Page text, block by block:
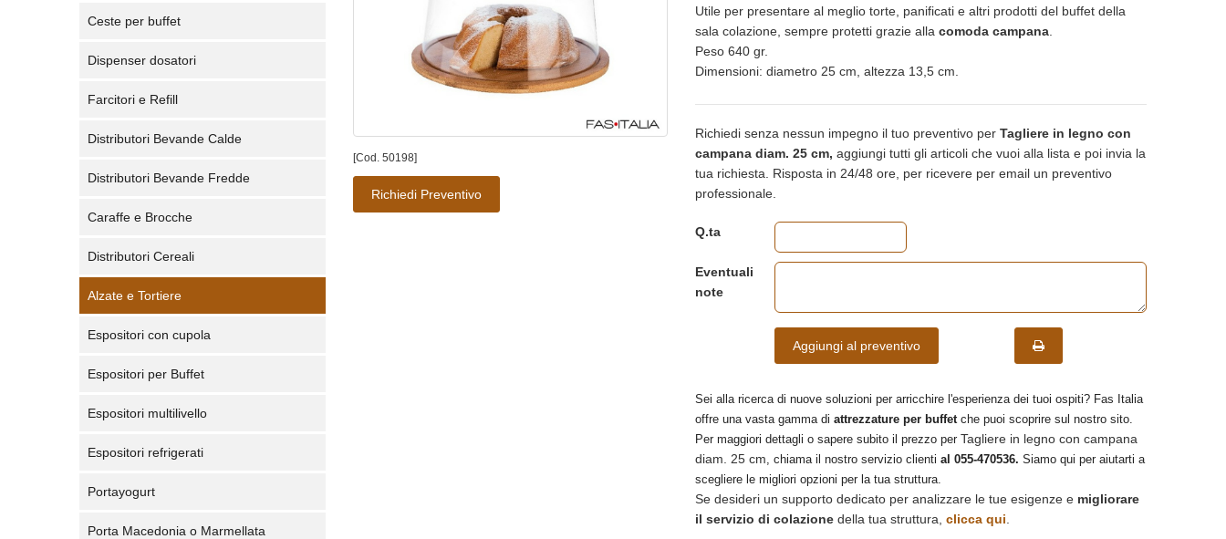
Ceste per buffet
Dispenser dosatori
Farcitori e Refill
Distributori Bevande Calde
Distributori Bevande Fredde
Caraffe e Brocche
Distributori Cereali
Alzate e Tortiere
Espositori con cupola
Espositori per Buffet
Espositori multilivello
Espositori refrigerati
Portayogurt
Porta Macedonia o Marmellata
[Cod. 50198]
Richiedi Preventivo
Utile per presentare al meglio torte, panificati e altri prodotti del buffet della
sala colazione, sempre protetti grazie alla comoda campana
Peso 640 gr.
Dimensioni: diametro 25 cm, altezza 13,5 cm.
Richiedi senza nessun impegno il tuo preventivo per Tagliere in legno con
campana diam. 25 cm, aggiungi tutti gli articoli che vuoi alla lista e poi invia la
tua richiesta. Risposta in 24/48 ore, per ricevere per email un preventivo
professionale.
Q.ta
Eventuali
note
Aggiungi al preventivo
Sei alla ricerca di nuove soluzioni per arricchire l'esperienza dei tuoi ospiti? Fas Italia
offre una vasta gamma di attrezzature per buffetche puoi scoprire sul nostro sito.
Per maggiori dettagli o sapere subito il prezzo per Tagliere in legno con campana
diam. 25 cm, chiama il nostro servizio clienti al 055-470536. Siamo qui per aiutarti a
scegliere le migliori opzioni per la tua struttura.
Se desideri un supporto dedicato per analizzare le tue esigenze e migliorare
il servizio di colazione della tua struttura, clicca qui